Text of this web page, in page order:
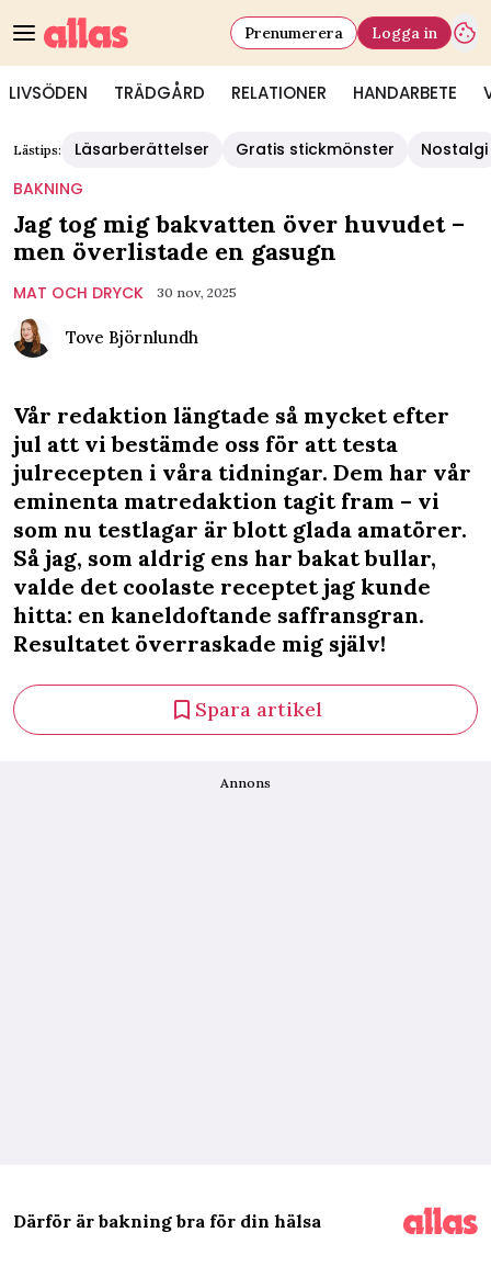
LIVSÖDEN TRÄDGÅRD RELATIONER HANDARBETE
Prenumerera Logga in
Lästips: Läsarberättelser Gratis stickmönster
Nostalgi
BAKNING
Jag tog mig bakvatten över huvudet –
men överlistade en gasugn
MAT OCH DRYCK 30 nov, 2025
Tove Björnlundh
Vår redaktion längtade så mycket efter
jul att vi bestämde oss för att testa
julrecepten i våra tidningar. Dem har vår
eminenta matredaktion tagit fram – vi
som nu testlagar är blott glada amatörer.
Så jag, som aldrig ens har bakat bullar,
valde det coolaste receptet jag kunde
hitta: en kaneldoftande saffransgran.
Resultatet överraskade mig själv!
Spara artikel
Annons
Därför är bakning bra för din hälsa